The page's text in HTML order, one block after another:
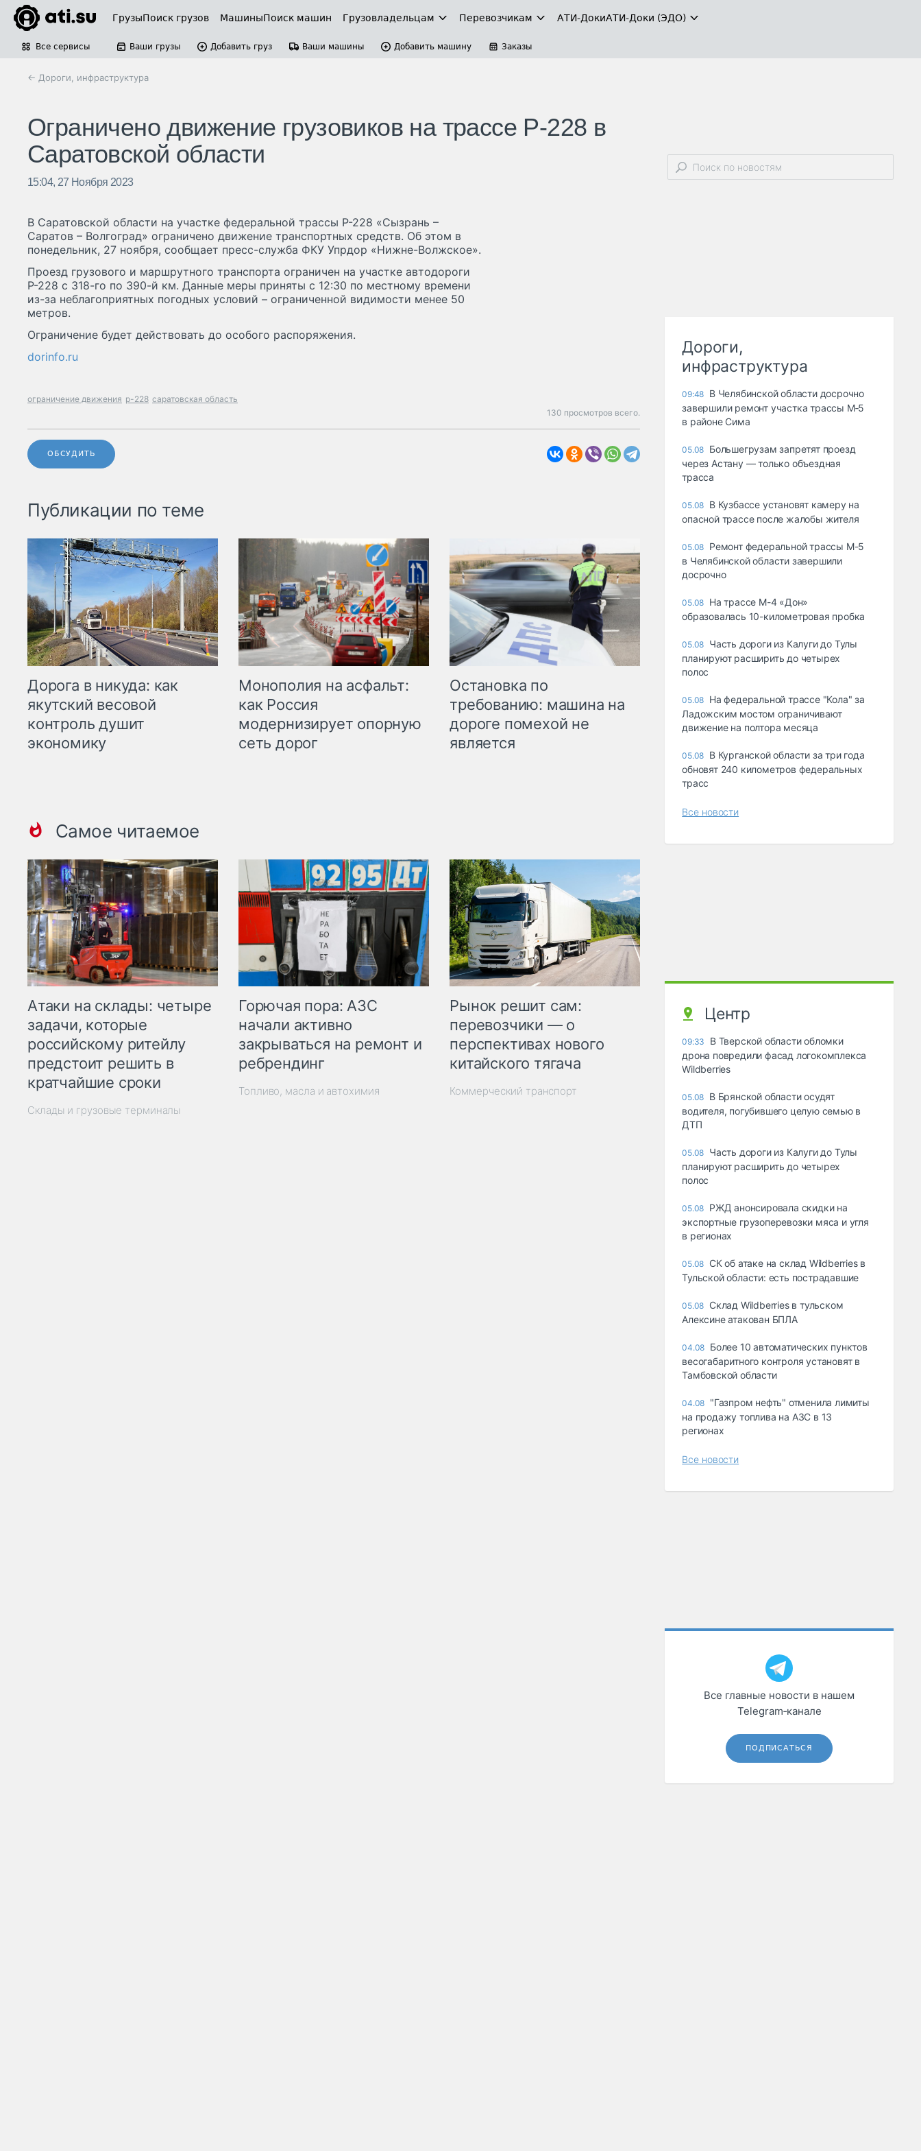
ГрузыПоиск грузов МашиныПоиск машин Грузовладельцам Перевозчикам АТИ-ДокиАТИ-Доки (ЭДО)
Все сервисы Ваши грузы Добавить груз Ваши машины Добавить машину Заказы
← Дороги, инфраструктура
Ограничено движение грузовиков на трассе Р-228 в
Саратовской области
15:04, 27 Ноября 2023
В Саратовской области на участке федеральной трассы Р-228 «Сызрань –
Саратов – Волгоград» ограничено движение транспортных средств. Об этом в
понедельник, 27 ноября, сообщает пресс-служба ФКУ Упрдор «Нижне-Волжское».
Проезд грузового и маршрутного транспорта ограничен на участке автодороги
Р-228 с 318-го по 390-й км. Данные меры приняты с 12:30 по местному времени
из-за неблагоприятных погодных условий – ограниченной видимости менее 50
метров.
Ограничение будет действовать до особого распоряжения.
dorinfo.ru
ограничение движения р-228 саратовская область
130 просмотров всего.
ОБСУДИТЬ
Публикации по теме
Дорога в никуда: как
якутский весовой
контроль душит
экономику
Монополия на асфальт:
как Россия
модернизирует опорную
сеть дорог
Остановка по
требованию: машина на
дороге помехой не
является
Самое читаемое
Атаки на склады: четыре
задачи, которые
российскому ритейлу
предстоит решить в
кратчайшие сроки
Склады и грузовые терминалы
Горючая пора: АЗС
начали активно
закрываться на ремонт и
ребрендинг
Топливо, масла и автохимия
Рынок решит сам:
перевозчики — о
перспективах нового
китайского тягача
Коммерческий транспорт
Дороги,
инфраструктура
09:48 В Челябинской области досрочно
завершили ремонт участка трассы М‑5
в районе Сима
05.08 Большегрузам запретят проезд
через Астану — только объездная
трасса
05.08 В Кузбассе установят камеру на
опасной трассе после жалобы жителя
05.08 Ремонт федеральной трассы М-5
в Челябинской области завершили
досрочно
05.08 На трассе М-4 «Дон»
образовалась 10-километровая пробка
05.08 Часть дороги из Калуги до Тулы
планируют расширить до четырех
полос
05.08 На федеральной трассе "Кола" за
Ладожским мостом ограничивают
движение на полтора месяца
05.08 В Курганской области за три года
обновят 240 километров федеральных
трасс
Все новости
Центр
09:33
В Тверской области обломки
дрона повредили фасад логокомплекса
Wildberries
05.08 В Брянской области осудят
водителя, погубившего целую семью в
ДТП
05.08 Часть дороги из Калуги до Тулы
планируют расширить до четырех
полос
05.08 РЖД анонсировала скидки на
экспортные грузоперевозки мяса и угля
в регионах
05.08 СК об атаке на склад Wildberries в
Тульской области: есть пострадавшие
05.08 Склад Wildberries в тульском
Алексине атакован БПЛА
04.08 Более 10 автоматических пунктов
весогабаритного контроля установят в
Тамбовской области
04.08 "Газпром нефть" отменила лимиты
на продажу топлива на АЗС в 13
регионах
Все новости
Все главные новости в нашем
Telegram‑канале
ПОДПИСАТЬСЯ